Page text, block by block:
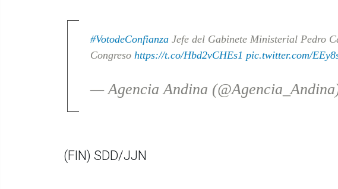
#VotodeConfianzaJefe del Gabinete Ministerial Pedro
Congreso https://t.co/Hbd2vCHEs1 pic.twitter.com/
— Agencia Andina
(FIN) SDD/JJN